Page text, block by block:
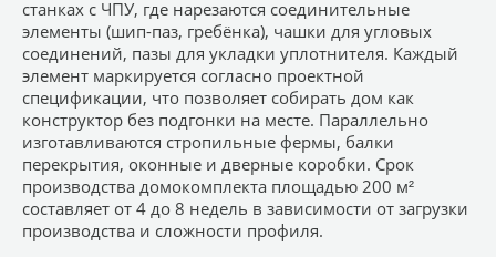
станках с ЧПУ, где нарезаются соединительные
элементы (шип-паз, гребёнка), чашки для угловых
соединений, пазы для укладки уплотнителя. Каждый
элемент маркируется согласно проектной
спецификации, что позволяет собирать дом как
конструктор без подгонки на месте. Параллельно
изготавливаются стропильные фермы, балки
перекрытия, оконные и дверные коробки. Срок
производства домокомплекта площадью 200 м²
составляет от 4 до 8 недель в зависимости от загрузки
производства и сложности профиля.